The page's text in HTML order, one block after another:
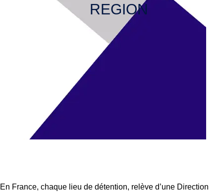
REGION
En France, chaque lieu de détention, relève d’une Direction